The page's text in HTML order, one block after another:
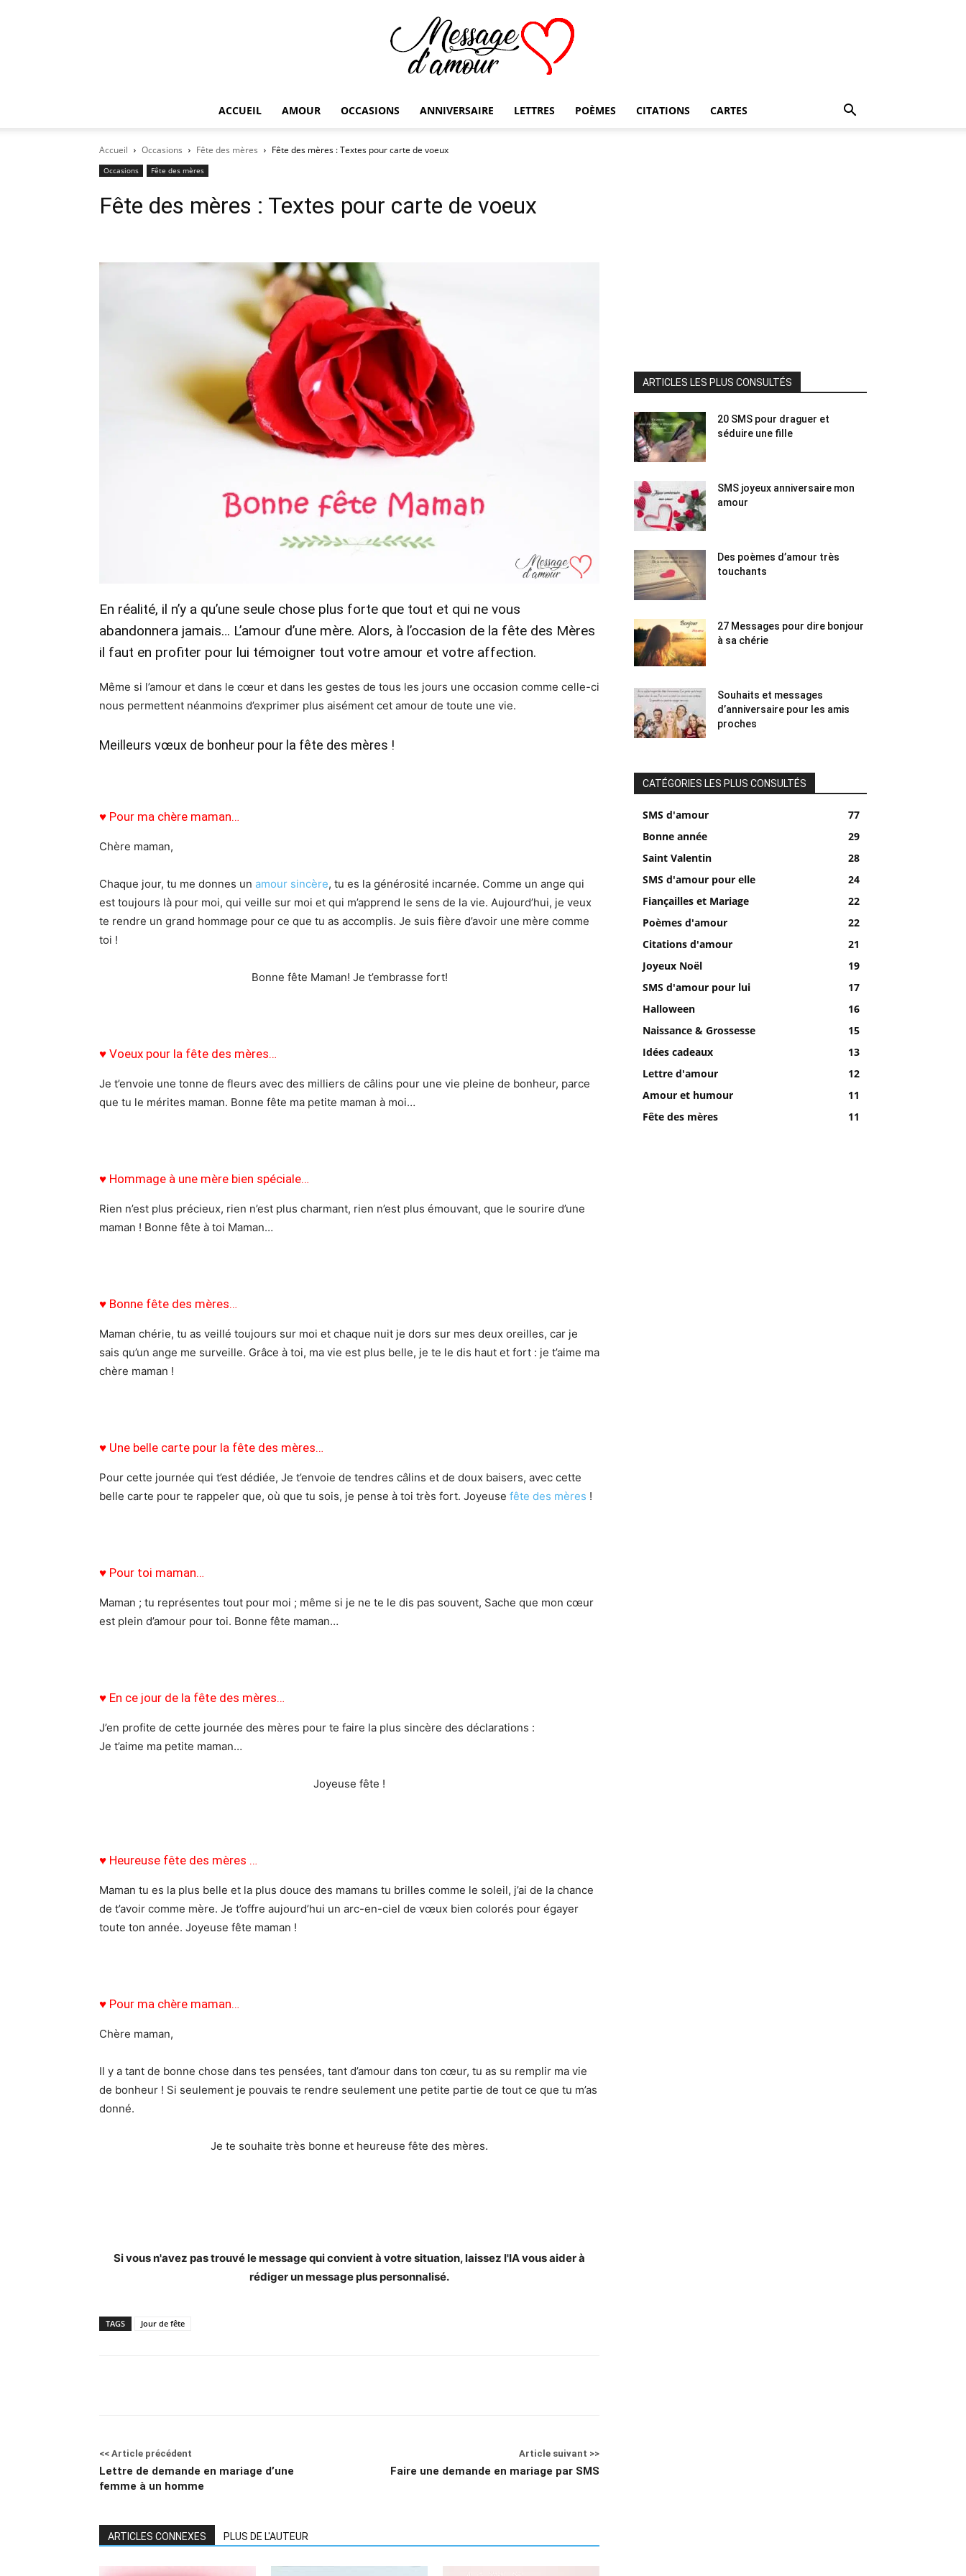
ACCUEIL AMOUR OCCASIONS ANNIVERSAIRE LETTRES POÈMES CITATIONS CARTES
Accueil Occasions Fête des mères Fête des mères : Textes pour carte de voeux
Occasions Fête des mères
Fête des mères : Textes pour carte de voeux
En réalité, il n’y a qu’une seule chose plus forte que tout et qui ne vous
abandonnera jamais… L’amour d’une mère. Alors, à l’occasion de la fête des Mères
il faut en profiter pour lui témoigner tout votre amour et votre affection.
Même si l’amour et dans le cœur et dans les gestes de tous les jours une occasion comme celle-ci
nous permettent néanmoins d’exprimer plus aisément cet amour de toute une vie.
Meilleurs vœux de bonheur pour la fête des mères !
♥ Pour ma chère maman…
Chère maman,
Chaque jour, tu me donnes un amour sincère, tu es la générosité incarnée. Comme un ange qui
est toujours là pour moi, qui veille sur moi et qui m’apprend le sens de la vie. Aujourd’hui, je veux
te rendre un grand hommage pour ce que tu as accomplis. Je suis fière d’avoir une mère comme
toi !
Bonne fête Maman! Je t’embrasse fort!
♥ Voeux pour la fête des mères…
Je t’envoie une tonne de fleurs avec des milliers de câlins pour une vie pleine de bonheur, parce
que tu le mérites maman. Bonne fête ma petite maman à moi…
♥ Hommage à une mère bien spéciale…
Rien n’est plus précieux, rien n’est plus charmant, rien n’est plus émouvant, que le sourire d’une
maman ! Bonne fête à toi Maman…
♥ Bonne fête des mères…
Maman chérie, tu as veillé toujours sur moi et chaque nuit je dors sur mes deux oreilles, car je
sais qu’un ange me surveille. Grâce à toi, ma vie est plus belle, je te le dis haut et fort : je t’aime ma
chère maman !
♥ Une belle carte pour la fête des mères…
Pour cette journée qui t’est dédiée, Je t’envoie de tendres câlins et de doux baisers, avec cette
belle carte pour te rappeler que, où que tu sois, je pense à toi très fort. Joyeuse fête des mères !
♥ Pour toi maman…
Maman ; tu représentes tout pour moi ; même si je ne te le dis pas souvent, Sache que mon cœur
est plein d’amour pour toi. Bonne fête maman…
♥ En ce jour de la fête des mères…
J’en profite de cette journée des mères pour te faire la plus sincère des déclarations :
Je t’aime ma petite maman…
Joyeuse fête !
♥ Heureuse fête des mères …
Maman tu es la plus belle et la plus douce des mamans tu brilles comme le soleil, j’ai de la chance
de t’avoir comme mère. Je t’offre aujourd’hui un arc-en-ciel de vœux bien colorés pour égayer
toute ton année. Joyeuse fête maman !
♥ Pour ma chère maman…
Chère maman,
Il y a tant de bonne chose dans tes pensées, tant d’amour dans ton cœur, tu as su remplir ma vie
de bonheur ! Si seulement je pouvais te rendre seulement une petite partie de tout ce que tu m’as
donné.
Je te souhaite très bonne et heureuse fête des mères.
Si vous n'avez pas trouvé le message qui convient à votre situation, laissez l'IA vous aider à
rédiger un message plus personnalisé.
TAGS Jour de fête
<< Article précédent
Lettre de demande en mariage d’une
femme à un homme
Article suivant >>
Faire une demande en mariage par SMS
ARTICLES CONNEXES PLUS DE L'AUTEUR
ARTICLES LES PLUS CONSULTÉS
20 SMS pour draguer et
séduire une fille
SMS joyeux anniversaire mon
amour
Des poèmes d’amour très
touchants
27 Messages pour dire bonjour
à sa chérie
Souhaits et messages
d’anniversaire pour les amis
proches
CATÉGORIES LES PLUS CONSULTÉS
SMS d'amour
77
Bonne année
29
Saint Valentin
28
SMS d'amour pour elle
24
Fiançailles et Mariage
22
Poèmes d'amour
22
Citations d'amour
21
Joyeux Noël
19
SMS d'amour pour lui
17
Halloween
16
Naissance & Grossesse
15
Idées cadeaux
13
Lettre d'amour
12
Amour et humour
11
Fête des mères
11